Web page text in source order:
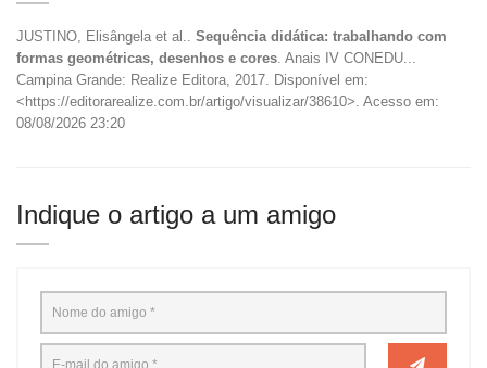
JUSTINO, Elisângela et al.. Sequência didática: trabalhando com
formas geométricas, desenhos e cores . Anais IV CONEDU...
Campina Grande: Realize Editora, 2017. Disponível em:
<https://editorarealize.com.br/artigo/visualizar/38610>. Acesso em:
08/08/2026 23:20
Indique o artigo a um amigo